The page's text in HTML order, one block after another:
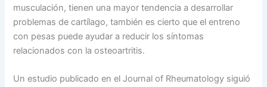
musculación, tienen una mayor tendencia a desarrollar
problemas de cartílago, también es cierto que el entreno
con pesas puede ayudar a reducir los síntomas
relacionados con la osteoartritis.
Un estudio publicado en el Journal of Rheumatology siguió